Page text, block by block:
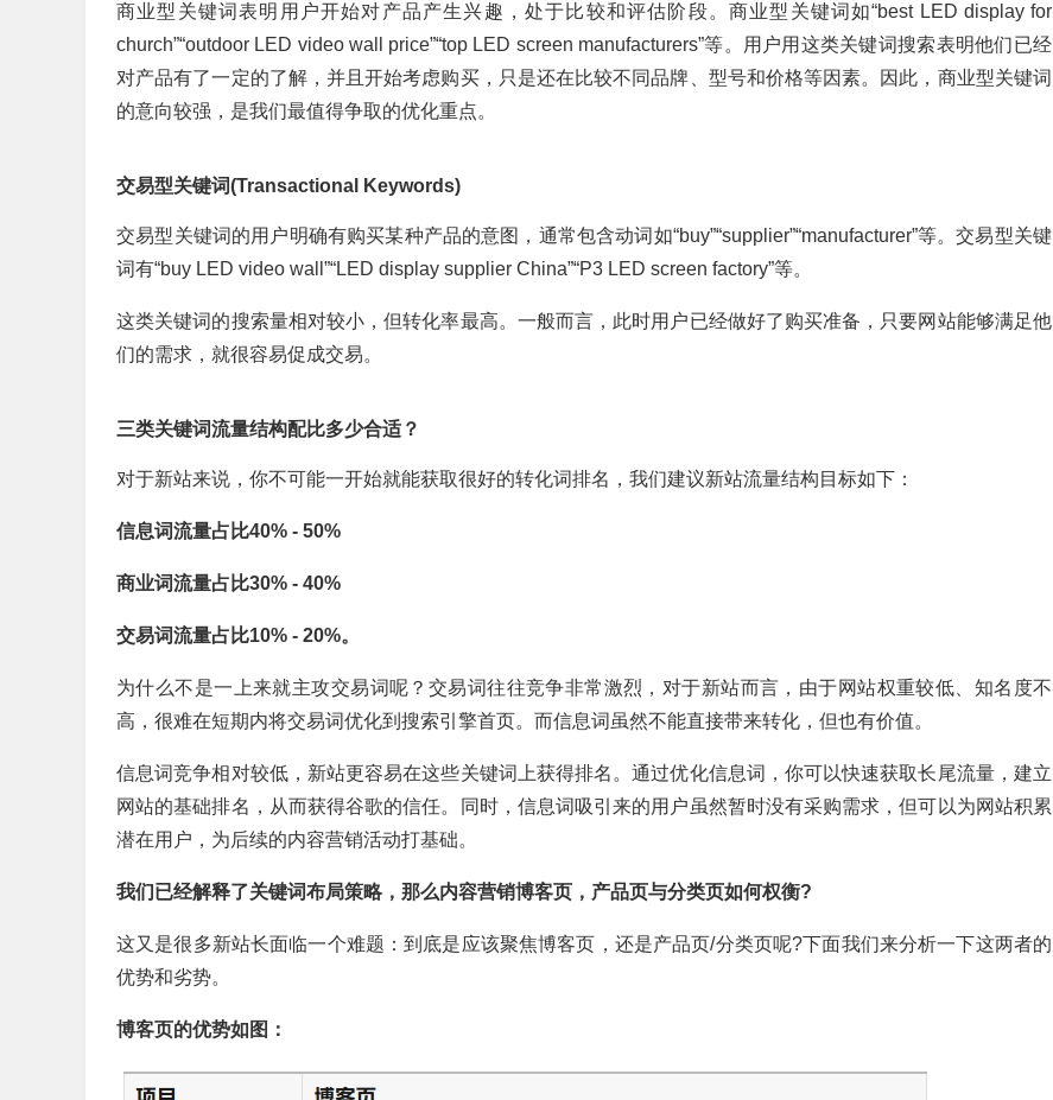
商业型关键词表明用户开始对产品产生兴趣，处于比较和评估阶段。商业型关键词如“best LED display for
church”“outdoor LED video wall price”“top LED screen manufacturers”等。用户用这类关键词搜索表明他们已经
对产品有了一定的了解，并且开始考虑购买，只是还在比较不同品牌、型号和价格等因素。因此，商业型关键词
的意向较强，是我们最值得争取的优化重点。
交易型关键词(Transactional Keywords)
交易型关键词的用户明确有购买某种产品的意图，通常包含动词如“buy”“supplier”“manufacturer”等。交易型关键
词有“buy LED video wall”“LED display supplier China”“P3 LED screen factory”等。
这类关键词的搜索量相对较小，但转化率最高。一般而言，此时用户已经做好了购买准备，只要网站能够满足他
们的需求，就很容易促成交易。
三类关键词流量结构配比多少合适？
对于新站来说，你不可能一开始就能获取很好的转化词排名，我们建议新站流量结构目标如下：
信息词流量占比40% - 50%
商业词流量占比30% - 40%
交易词流量占比10% - 20%。
为什么不是一上来就主攻交易词呢？交易词往往竞争非常激烈，对于新站而言，由于网站权重较低、知名度不
高，很难在短期内将交易词优化到搜索引擎首页。而信息词虽然不能直接带来转化，但也有价值。
信息词竞争相对较低，新站更容易在这些关键词上获得排名。通过优化信息词，你可以快速获取长尾流量，建立
网站的基础排名，从而获得谷歌的信任。同时，信息词吸引来的用户虽然暂时没有采购需求，但可以为网站积累
潜在用户，为后续的内容营销活动打基础。
我们已经解释了关键词布局策略，那么内容营销博客页，产品页与分类页如何权衡?
这又是很多新站长面临一个难题：到底是应该聚焦博客页，还是产品页/分类页呢?下面我们来分析一下这两者的
优势和劣势。
博客页的优势如图：